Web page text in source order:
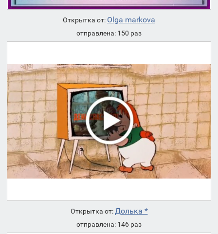
Открытка от: Olga markova
отправлена: 150 раз
Открытка от:Долька *
отправлена: 146 раз